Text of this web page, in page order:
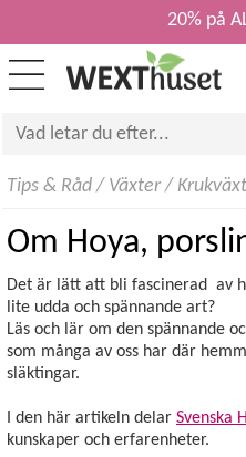
20% på
Tips & Råd/ Växter/
Om Hoya,
Det är lätt att bli fascinerad av
lite udda och spännande art?
Läs och lär om den spännande
som många av oss har där
släktingar.
I den här artikeln delar Svenska
kunskaper och erfarenheter.